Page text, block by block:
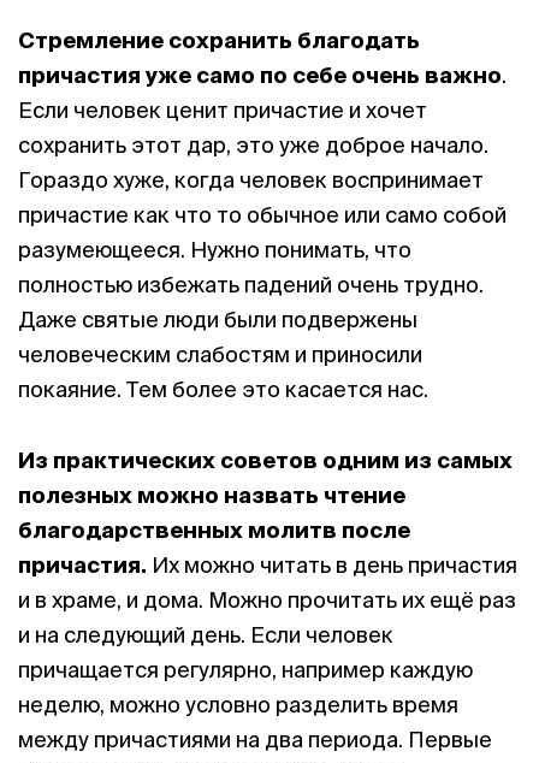
Стремление сохранить благодать
причастия уже само по себе очень важно.
Если человек ценит причастие и хочет
сохранить этот дар, это уже доброе начало.
Гораздо хуже, когда человек воспринимает
причастие как что то обычное или само собой
разумеющееся. Нужно понимать, что
полностью избежать падений очень трудно.
Даже святые люди были подвержены
человеческим слабостям и приносили
покаяние. Тем более это касается нас.
Из практических советов одним из самых
полезных можно назвать чтение
благодарственных молитв после
причастия. Их можно читать в день причастия
и в храме, и дома. Можно прочитать их ещё раз
и на следующий день. Если человек
причащается регулярно, например каждую
неделю, можно условно разделить время
между причастиями на два периода. Первые